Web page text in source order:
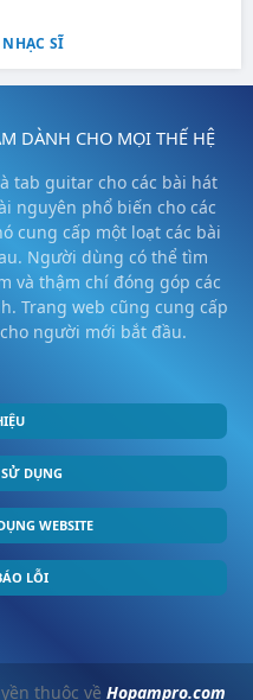
SĨ
DÀNH CHO MỌI THẾ HỆ
tab guitar cho các bài hát
nguyên phổ biến cho các
cung cấp một loạt các bài
Người dùng có thể tìm
và thậm chí đóng góp các
Trang web cũng cung cấp
người mới bắt đầu.
DỤNG
WEBSITE
LỖI
thuộc về Hopampro.com